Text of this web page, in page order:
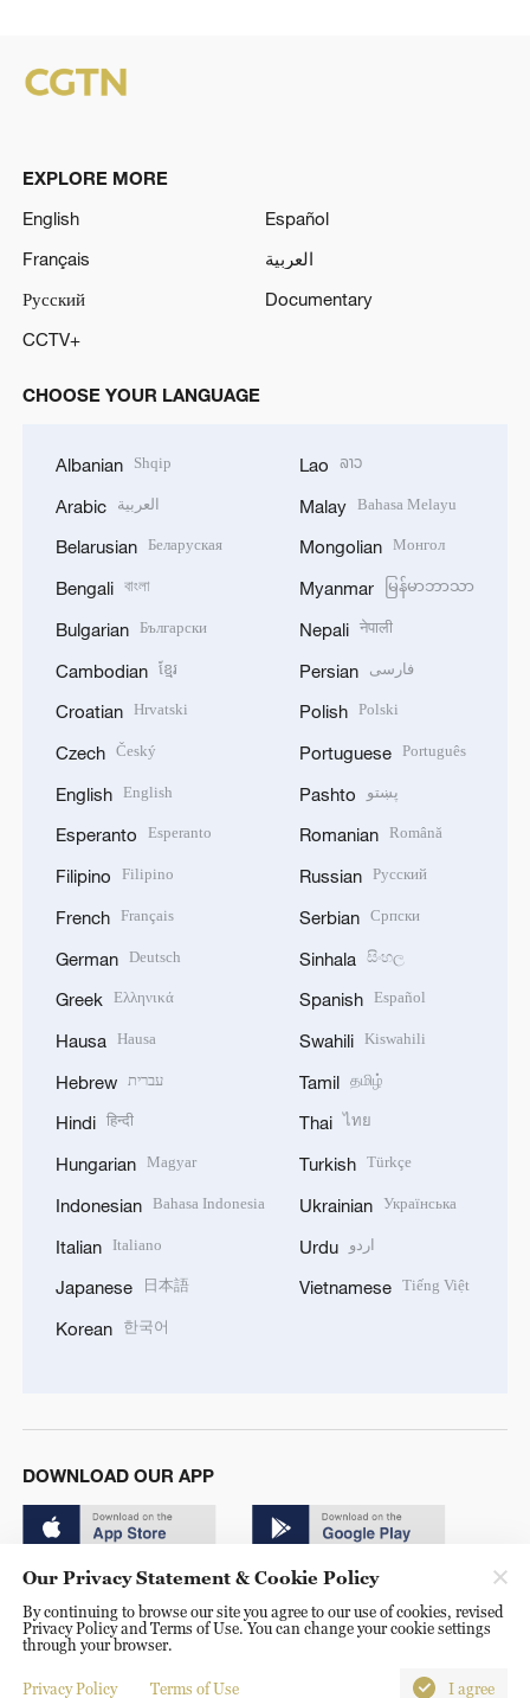
EXPLORE MORE
English
Español
Français
العربية
Русский
Documentary
CCTV+
CHOOSE YOUR LANGUAGE
Albanian Shqip
Arabic العربية
Belarusian Беларуская
Bengali বাংলা
Bulgarian Български
Cambodian ខ្មែរ
Croatian Hrvatski
Czech Český
English English
Esperanto Esperanto
Filipino Filipino
French Français
German Deutsch
Greek Ελληνικά
Hausa Hausa
Hebrew עברית
Hindi हिन्दी
Hungarian Magyar
Indonesian Bahasa Indonesia
Italian Italiano
Japanese 日本語
Korean 한국어
Lao ລາວ
Malay Bahasa Melayu
Mongolian Монгол
Myanmar မြန်မာဘာသာ
Nepali नेपाली
Persian فارسی
Polish Polski
Portuguese Português
Pashto پښتو
Romanian Română
Russian Русский
Serbian Српски
Sinhala සිංහල
Spanish Español
Swahili Kiswahili
Tamil தமிழ்
Thai ไทย
Turkish Türkçe
Ukrainian Українська
Urdu اردو
Vietnamese Tiếng Việt
DOWNLOAD OUR APP
© China Radio International.CRI. All Rights Reserved. 16A
Shijingshan Road, Beijing, China. 100040
Our Privacy Statement & Cookie Policy
By continuing to browse our site you agree to our use of cookies, revised
Privacy Policy and Terms of Use. You can change your cookie settings
through your browser.
Privacy Policy Terms of Use I agree